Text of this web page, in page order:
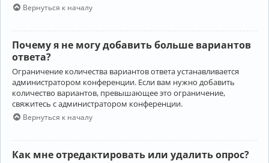
Вернуться к началу
Почему я не могу добавить больше вариантов
ответа?
Ограничение количества вариантов ответа устанавливается
администратором конференции. Если вам нужно добавить
количество вариантов, превышающее это ограничение,
свяжитесь с администратором конференции.
Вернуться к началу
Как мне отредактировать или удалить опрос?